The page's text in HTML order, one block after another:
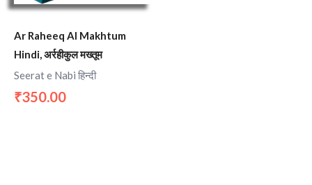
Ar Raheeq Al Makhtum
Hindi, अर्रहीकुल मख्तूम
Seerat e Nabi हिन्दी
₹350.00